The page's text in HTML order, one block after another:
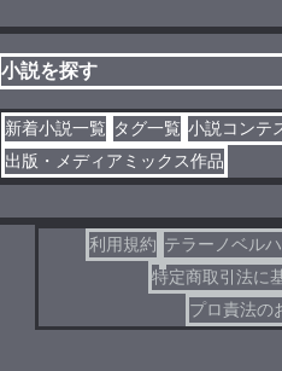
小説を探す
新着小説一覧 タグ一覧 小説コンテ
出版・メディアミックス作品
利用規約 テラーノベル
特定商取引法に
プロ責法の